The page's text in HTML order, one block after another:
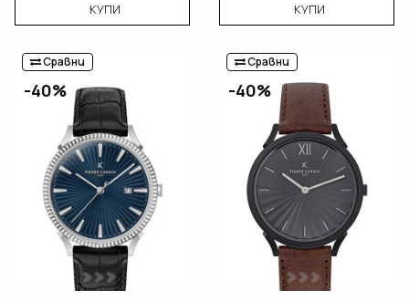
КУПИ КУПИ
Сравни
-40%
Сравни
-40%